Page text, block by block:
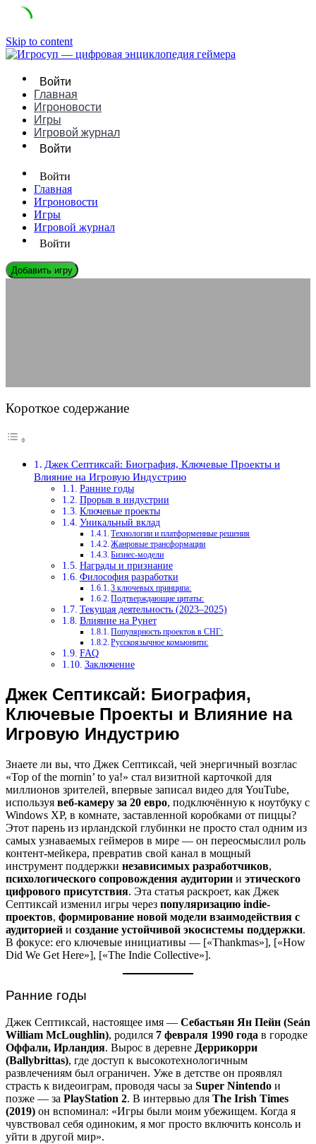
Skip to content
Войти
Главная
Игроновости
Игры
Игровой журнал
Войти
Войти
Главная
Игроновости
Игры
Игровой журнал
Войти
Добавить игру
Короткое содержание
Джек Септиксай: Биография, Ключевые Проекты и
Влияние на Игровую Индустрию
Ранние годы
Прорыв в индустрии
Ключевые проекты
Уникальный вклад
Технологии и платформенные решения
Жанровые трансформации
Бизнес-модели
Награды и признание
Философия разработки
3 ключевых принципа:
Подтверждающие цитаты:
Текущая деятельность (2023–2025)
Влияние на Рунет
Популярность проектов в СНГ:
Русскоязычное комьюнити:
FAQ
Заключение
Джек Септиксай: Биография,
Ключевые Проекты и Влияние на
Игровую Индустрию
Знаете ли вы, что Джек Септиксай, чей энергичный возглас
«Top of the mornin’ to ya!» стал визитной карточкой для
миллионов зрителей, впервые записал видео для YouTube,
используя веб-камеру за 20 евро, подключённую к ноутбуку с
Windows XP, в комнате, заставленной коробками от пиццы?
Этот парень из ирландской глубинки не просто стал одним из
самых узнаваемых геймеров в мире — он переосмыслил роль
контент-мейкера, превратив свой канал в мощный
инструмент поддержки независимых разработчиков,
психологического сопровождения аудитории и этического
цифрового присутствия. Эта статья раскроет, как Джек
Септиксай изменил игры через популяризацию indie-
проектов, формирование новой модели взаимодействия с
аудиторией и создание устойчивой экосистемы поддержки.
В фокусе: его ключевые инициативы — [«Thankmas»], [«How
Did We Get Here»], [«The Indie Collective»].
Ранние годы
Джек Септиксай, настоящее имя — Себастьян Ян Пейн (Seán
William McLoughlin), родился 7 февраля 1990 года в городке
Оффали, Ирландия. Вырос в деревне Деррикорри
(Ballybrittas), где доступ к высокотехнологичным
развлечениям был ограничен. Уже в детстве он проявлял
страсть к видеоиграм, проводя часы за Super Nintendo и
позже — за PlayStation 2. В интервью для The Irish Times
(2019) он вспоминал: «Игры были моим убежищем. Когда я
чувствовал себя одиноким, я мог просто включить консоль и
уйти в другой мир».